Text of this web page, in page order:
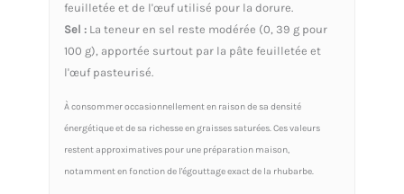
feuilletée et de l'œuf utilisé pour la dorure.
Sel : La teneur en sel reste modérée (0, 39 g pour
100 g), apportée surtout par la pâte feuilletée et
l'œuf pasteurisé.
À consommer occasionnellement en raison de sa densité
énergétique et de sa richesse en graisses saturées. Ces valeurs
restent approximatives pour une préparation maison,
notamment en fonction de l'égouttage exact de la rhubarbe.